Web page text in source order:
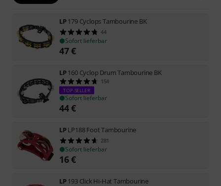
LP179 Cyclops Tambourine BK
44
Sofort lieferbar
47€
LP160 Cyclop Drum Tambourine BK
154
TOP-SELLER
Sofort lieferbar
44€
LPLP188 Foot Tambourine
281
Sofort lieferbar
16€
LP193 Click Hi-Hat Tambourine